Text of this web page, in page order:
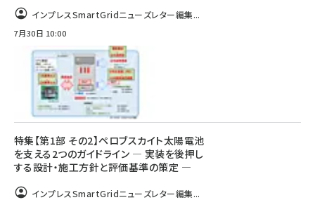
インプレスSmartGridニューズレター編集...
7月30日 10:00
特集【第1部 その2】ペロブスカイト太陽電池
を支える2つのガイドライン ― 実装を後押し
する設計・施工方針と評価基準の策定 ―
インプレスSmartGridニューズレター編集...